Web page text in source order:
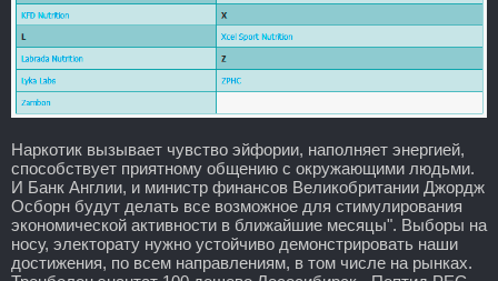
Наркотик вызывает чувство эйфории, наполняет энергией,
способствует приятному общению с окружающими людьми.
И Банк Англии, и министр финансов Великобритании Джордж
Осборн будут делать все возможное для стимулирования
экономической активности в ближайшие месяцы". Выборы на
носу, электорату нужно устойчиво демонстрировать наши
достижения, по всем направлениям, в том числе на рынках.